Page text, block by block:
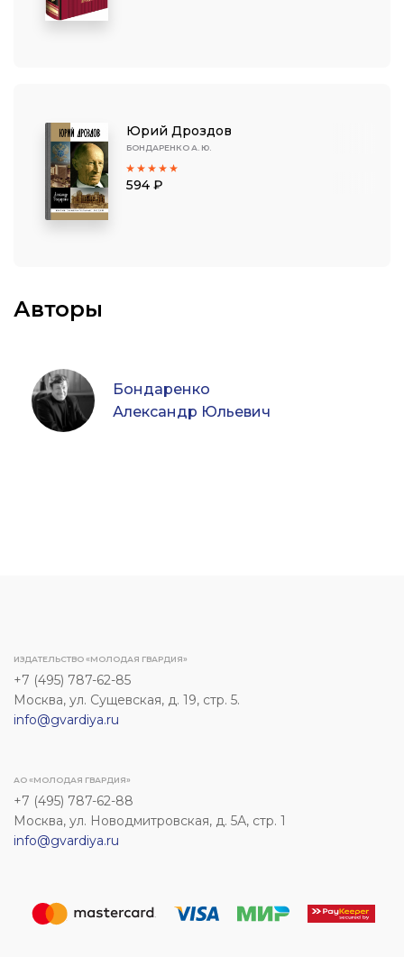
Юрий Дроздов
БОНДАРЕНКО А. Ю.
594 ₽
Авторы
Бондаренко
Александр Юльевич
ИЗДАТЕЛЬСТВО «МОЛОДАЯ ГВАРДИЯ»
+7 (495) 787-62-85
Москва, ул. Сущевская, д. 19, стр. 5.
info@gvardiya.ru
АО «МОЛОДАЯ ГВАРДИЯ»
+7 (495) 787-62-88
Москва, ул. Новодмитровская, д. 5А, стр. 1
info@gvardiya.ru